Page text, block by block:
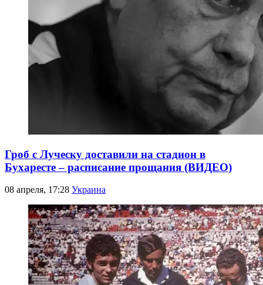
Гроб с Луческу доставили на стадион в
Бухаресте – расписание прощания (ВИДЕО)
08 апреля, 17:28 Украина